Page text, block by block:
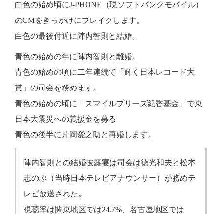
白色の始め頃にJ-PHONE（現ソフトバンクモバイル）
のCMをきっかけにブレイクします。
白色の最後付近に陣内智則と結婚。
青色の始めの年に陣内智則と離婚。
青色の始めの頃に二年連続で「輝く日本レコード大
賞」の司会を務めます。
青色の始めの頃に「スマイルプリーズ紀香基金」で東
日本大震災への義援金を募る
青色の後半に片岡愛之助と再婚します。
陣内智則との結婚披露宴は司会は徳光和夫と松本
志のぶ（当時日本テレビアナウンサー）が務めテ
レビ放送された。
視聴率は関東地区では24.7%、名古屋地区では